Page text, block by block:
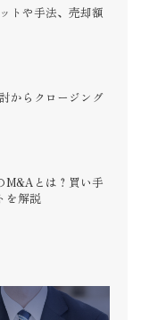
トや手法、売却額
からクロージング
M&Aとは？買い手
を解説